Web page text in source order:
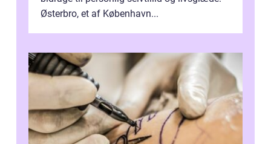
Østerbro, et af København...